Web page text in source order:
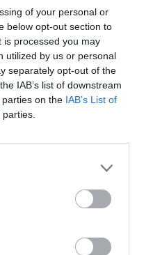
of your personal or
below opt-out section to
processed you may
utilized by us or personal
separately opt-out of the
IAB’s list of downstream
on the IAB’s List of